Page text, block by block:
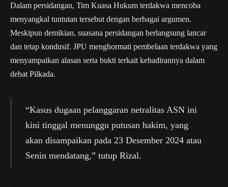
Dalam persidangan, Tim Kuasa Hukum terdakwa mencoba
menyangkal tuntutan tersebut dengan berbagai argumen.
Meskipun demikian, suasana persidangan berlangsung lancar
dan tetap kondusif. JPU menghormati pembelaan terdakwa yang
menyampaikan alasan serta bukti terkait kehadirannya dalam
debat Pilkada.
“Kasus dugaan pelanggaran netralitas ASN ini
kini tinggal menunggu putusan hakim, yang
akan disampaikan pada 23 Desember 2024 atau
Senin mendatang,” tutup Rizal.